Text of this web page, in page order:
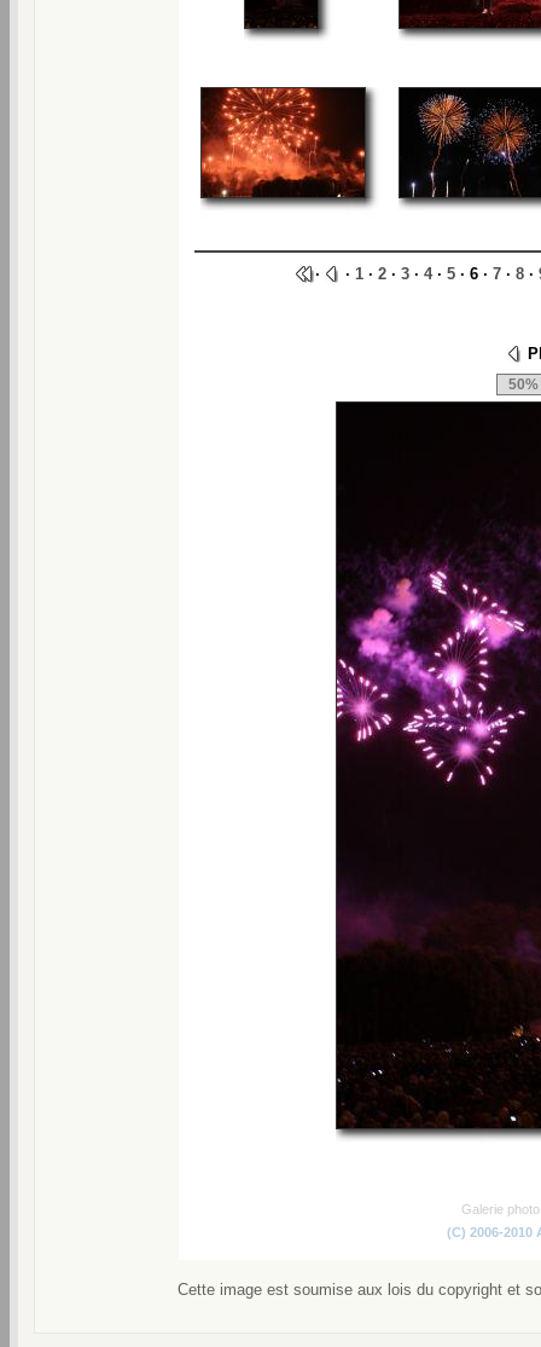
· · 1· 2· 3· 4· 5· 6 · 7· 8·
Galerie
(C) 2006-2010
Cette image est soumise aux lois du copyright et